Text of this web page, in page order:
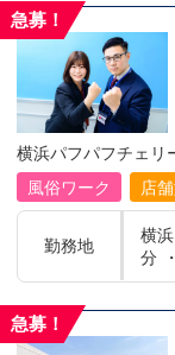
急募！
横浜パフパフチェリ
風俗ワーク
店
勤務地
横浜市
分 ・市営地下鉄線「阪東橋駅」 5分 ・JR線
「
急募！